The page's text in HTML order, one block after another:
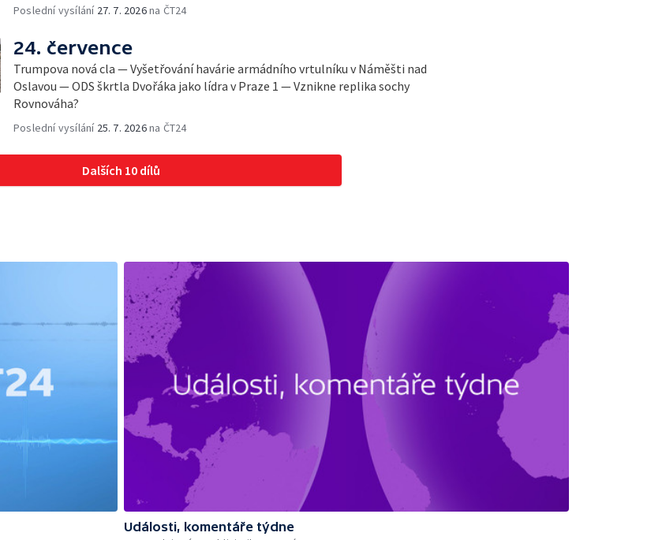
Poslední vysílání 27. 7. 2026na ČT24
24. července
Trumpova nová cla — Vyšetřování havárie armádního vrtulníku v Náměšti nad
Oslavou — ODS škrtla Dvořáka jako lídra v Praze 1 — Vznikne replika sochy
Rovnováha?
Poslední vysílání 25. 7. 2026na ČT24
Dalších 10 dílů
Události, komentáře týdne